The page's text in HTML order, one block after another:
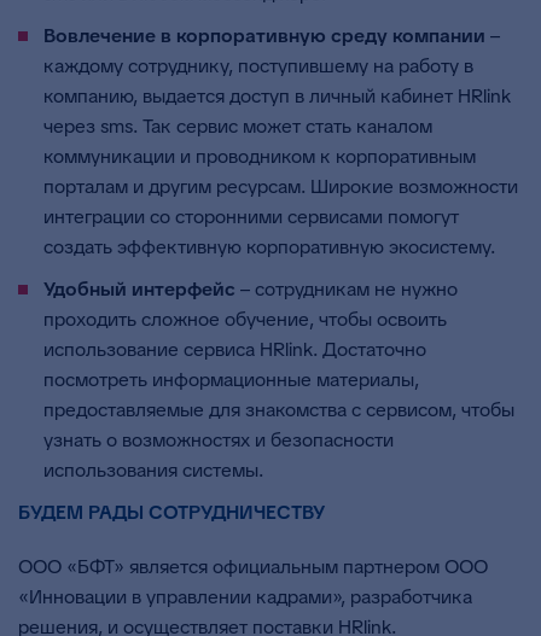
Вовлечение в корпоративную среду компании –
каждому сотруднику, поступившему на работу в
компанию, выдается доступ в личный кабинет HRlink
через sms. Так сервис может стать каналом
коммуникации и проводником к корпоративным
порталам и другим ресурсам. Широкие возможности
интеграции со сторонними сервисами помогут
создать эффективную корпоративную экосистему.
Удобный интерфейс – сотрудникам не нужно
проходить сложное обучение, чтобы освоить
использование сервиса HRlink. Достаточно
посмотреть информационные материалы,
предоставляемые для знакомства с сервисом, чтобы
узнать о возможностях и безопасности
использования системы.
БУДЕМ РАДЫ СОТРУДНИЧЕСТВУ
ООО «БФТ» является официальным партнером ООО
«Инновации в управлении кадрами», разработчика
решения, и осуществляет поставки HRlink.